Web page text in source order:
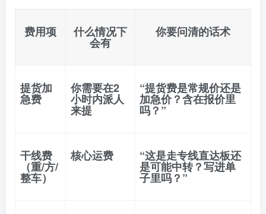
费用项 什么情况下
会有
你要问清的话术
提货加
急费
你需要在2
小时内派人
来提
“提货费是常规价还是
加急价？含在报价里
吗？”
干线费
（重/方/
整车）
核心运费 “这是走专线直达板还
是可能中转？写进单
子里吗？”